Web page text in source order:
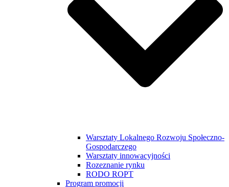
Warsztaty Lokalnego Rozwoju Społeczno-
Gospodarczego
Warsztaty innowacyjności
Rozeznanie rynku
RODO ROPT
Program promocji